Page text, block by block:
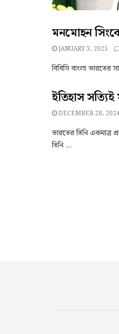
মনমোহন
JANUARY 3, 2025
বিবিসি বাংলা ভারতের
ইতিহাস
DECEMBER 28,
ভারতের তিনি একমাত্র
তিনি ...